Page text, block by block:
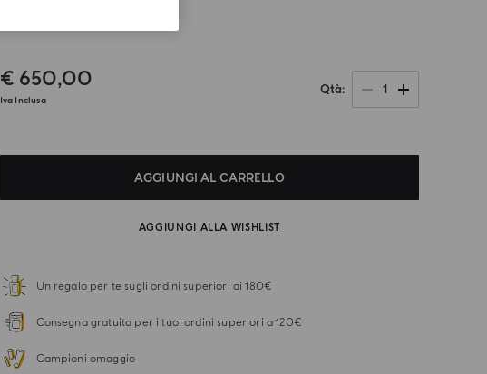
€ 650,00
Iva Inclusa
Qtà 1
AGGIUNGI AL CARRELLO
AGGIUNGI ALLA WISHLIST
Un regalo per te sugli ordini superiori ai 180€
Consegna gratuita per i tuoi ordini superiori a 120€
Campioni omaggio